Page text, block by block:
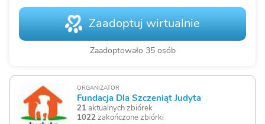
Zaadoptuj wirtualnie
Zaadoptowało 35 osób
ORGANIZATOR
Fundacja Dla Szczeniąt Judyta
21aktualnych zbiórek
1022 zakończone zbiórki